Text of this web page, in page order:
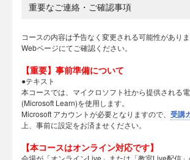
重要なご連絡・ご確認事項
コースの内容は予告なく変更される可能性があり
Webページにてご確認ください。
【重要】事前準備について
●テキスト
本コースでは、マイクロソフト社から提供される
(Microsoft Learn)を使用します。
Microsoft アカウントが必要となりますので、 受講
上、事前に設定をお済ませください。
【本コースはオンライン対応です】
会場が「オンラインLive」または「教室Live配信